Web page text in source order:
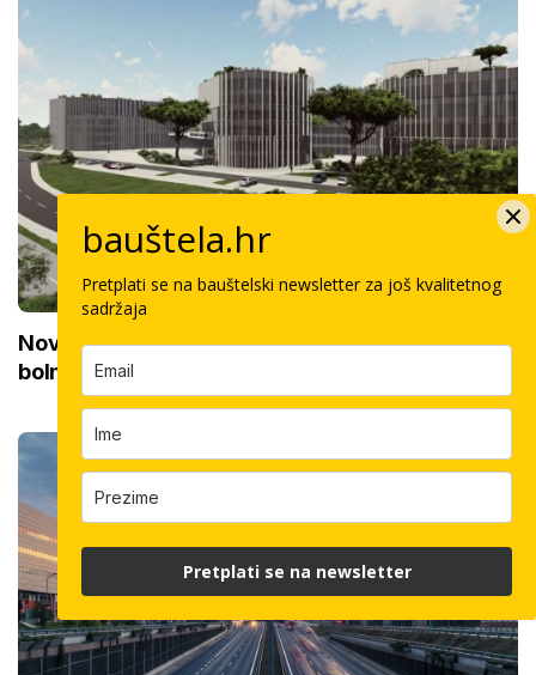
Novi KBC na istoku Hrvatske zamijenit će 15
bolnica: Priprema se 'teren' za početak gradnje
bauštela.hr
Pretplati se na bauštelski newsletter za još kvalitetnog
sadržaja
Pretplati se na newsletter